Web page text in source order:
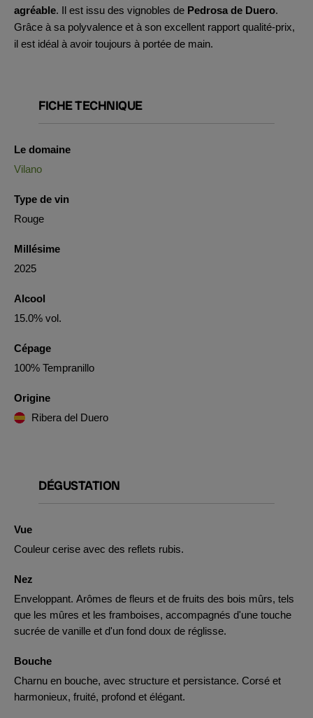
agréable. Il est issu des vignobles de Pedrosa de Duero.
Grâce à sa polyvalence et à son excellent rapport qualité-prix,
il est idéal à avoir toujours à portée de main.
FICHE TECHNIQUE
Le domaine
Vilano
Type de vin
Rouge
Millésime
2025
Alcool
15.0% vol.
Cépage
100% Tempranillo
Origine
Ribera del Duero
DÉGUSTATION
Vue
Couleur cerise avec des reflets rubis.
Nez
Enveloppant. Arômes de fleurs et de fruits des bois mûrs, tels
que les mûres et les framboises, accompagnés d'une touche
sucrée de vanille et d'un fond doux de réglisse.
Bouche
Charnu en bouche, avec structure et persistance. Corsé et
harmonieux, fruité, profond et élégant.